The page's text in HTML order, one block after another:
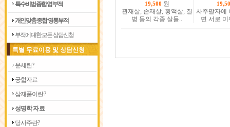
특수비법 종합 영부적
개인 맞춤 종합 영통부적
부적에 대한 모든 상담신청
특별 무료이용 및 상담신청
운 세 란 ?
궁 합 자 료
삼 재 풀 이 란 ?
성 명 학 자 료
당 사 주 란 ?
19,500 원
관재살, 손재살, 횡액살, 질
병 등의 각종 살들..
사주팔자에
면 서로